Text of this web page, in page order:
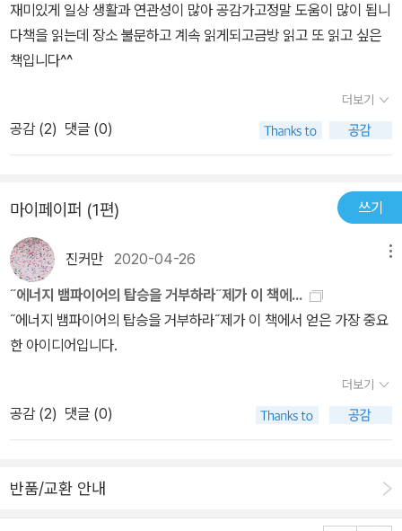
재미있게 일상 생활과 연관성이 많아 공감가고정말 도움이 많이 됩니
다책을 읽는데 장소 불문하고 계속 읽게되고금방 읽고 또 읽고 싶은
책입니다^^
더보기
공감 (2) 댓글 (0)
마이페이퍼 (1편) 쓰기
진커만 2020-04-26
˝에너지 뱀파이어의 탑승을 거부하라˝제가 이 책에...
˝에너지 뱀파이어의 탑승을 거부하라˝제가 이 책에서 얻은 가장 중요
한 아이디어입니다.
더보기
공감 (2) 댓글 (0)
반품/교환 안내